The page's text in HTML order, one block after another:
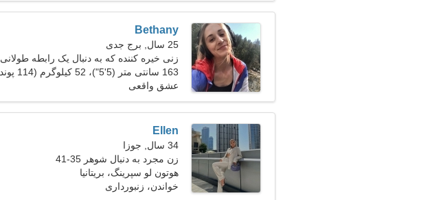
Bethany
25 سال, برج جدی
زنی خیره کننده که به دنبال یک رابطه طولانی
مدت است
163 سانتی متر (5'5")، 52 کیلوگرم (114 پوند)
عشق واقعی
Ellen
34 سال, جوزا
زن مجرد به دنبال شوهر 35-41
هوتون لو سپرینگ، بریتانیا
خواندن، زنبورداری